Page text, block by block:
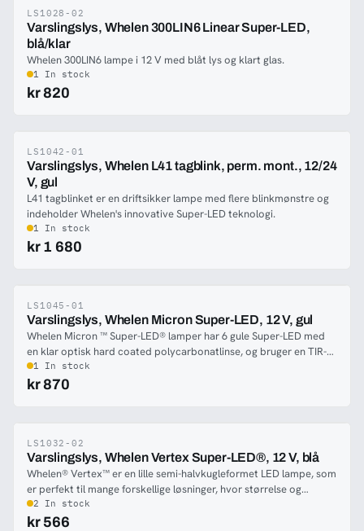
moves Arges to the home position where it can be aerodynamic
and inconspicuous.5 year warranty (2 years on motor)
-38%
LS1028-02
Varslingslys, Whelen 300LIN6 Linear Super-LED,
blå/klar
Whelen 300LIN6 lampe i 12 V med blåt lys og klart glas.
1 In stock
kr 820
-38%
LS1042-01
Varslingslys, Whelen L41 tagblink, perm. mont., 12/24
V, gul
L41 tagblinket er en driftsikker lampe med flere blinkmønstre og
indeholder Whelen's innovative Super-LED teknologi.
1 In stock
kr 1 680
-37%
LS1045-01
Varslingslys, Whelen Micron Super-LED, 12 V, gul
Whelen Micron ™ Super-LED® lamper har 6 gule Super-LED med
en klar optisk hard coated polycarbonatlinse, og bruger en TIR-
reflektor for maksimal effekt.
1 In stock
kr 870
-37%
LS1032-02
Varslingslys, Whelen Vertex Super-LED®, 12 V, blå
Whelen® Vertex™ er en lille semi-halvkugleformet LED lampe, som
er perfekt til mange forskellige løsninger, hvor størrelse og
intensitet er kritisk vigtigt. Vertex™ lampen har indbygget
strømforsyning på forsyningsledningen, hvilket gør den meget let
2 In stock
kr 566